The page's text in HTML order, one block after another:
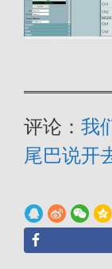
评论： 我
尾巴说开